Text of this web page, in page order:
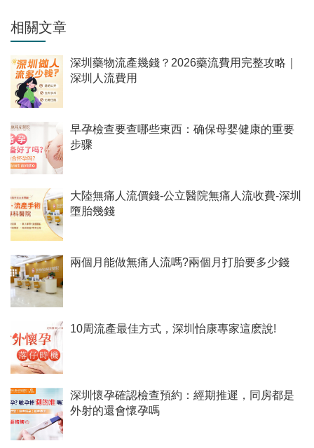
相關文章
深圳藥物流產幾錢？2026藥流費用完整攻略｜
深圳人流費用
早孕檢查要查哪些東西：确保母婴健康的重要
步骤
大陸無痛人流價錢-公立醫院無痛人流收費-深圳
墮胎幾錢
兩個月能做無痛人流嗎?兩個月打胎要多少錢
10周流產最佳方式，深圳怡康專家這麽說!
深圳懷孕確認檢查預約：經期推遲，同房都是
外射的還會懷孕嗎